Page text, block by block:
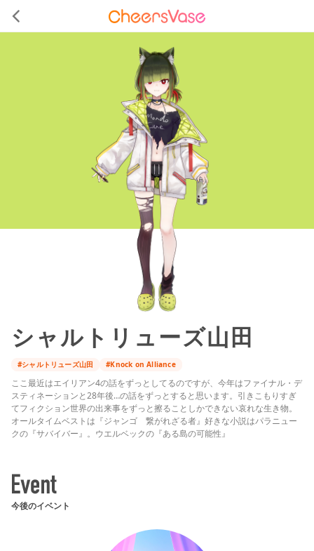
シャルトリューズ山田
#シャルトリューズ山田 #Knock on Alliance
ここ最近はエイリアン4の話をずっとしてるのですが、今年はファイナル・デ
スティネーションと28年後…の話をずっとすると思います。引きこもりすぎ
てフィクション世界の出来事をずっと擦ることしかできない哀れな生き物。
オールタイムベストは『ジャンゴ 繋がれざる者』好きな小説はパラニュー
クの『サバイバー』。ウエルベックの『ある島の可能性』
今後のイベント